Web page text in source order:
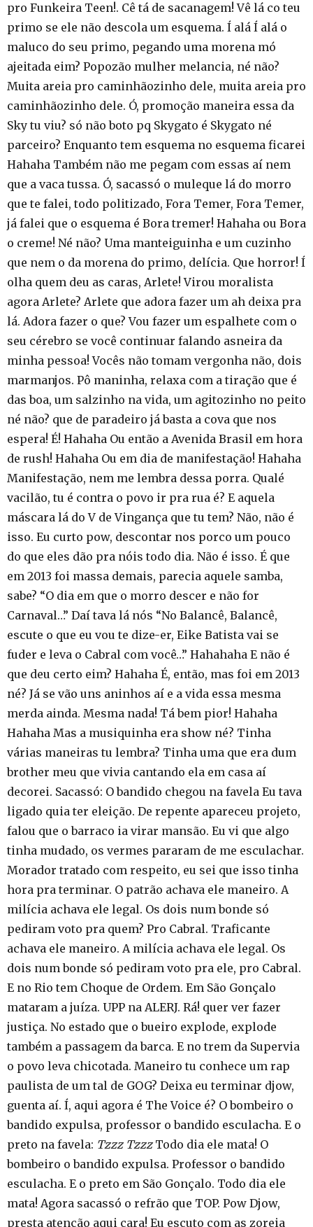
pro Funkeira Teen!. Cê tá de sacanagem! Vê lá co teu
primo se ele não descola um esquema. Í alá Í alá o
maluco do seu primo, pegando uma morena mó
ajeitada eim? Popozão mulher melancia, né não?
Muita areia pro caminhãozinho dele, muita areia pro
caminhãozinho dele. Ó, promoção maneira essa da
Sky tu viu? só não boto pq Skygato é Skygato né
parceiro? Enquanto tem esquema no esquema ficarei
Hahaha Também não me pegam com essas aí nem
que a vaca tussa. Ó, sacassó o muleque lá do morro
que te falei, todo politizado, Fora Temer, Fora Temer,
já falei que o esquema é Bora tremer! Hahaha ou Bora
o creme! Né não? Uma manteiguinha e um cuzinho
que nem o da morena do primo, delícia. Que horror! Í
olha quem deu as caras, Arlete! Virou moralista
agora Arlete? Arlete que adora fazer um ah deixa pra
lá. Adora fazer o que? Vou fazer um espalhete com o
seu cérebro se você continuar falando asneira da
minha pessoa! Vocês não tomam vergonha não, dois
marmanjos. Pô maninha, relaxa com a tiração que é
das boa, um salzinho na vida, um agitozinho no peito
né não? que de paradeiro já basta a cova que nos
espera! É! Hahaha Ou então a Avenida Brasil em hora
de rush! Hahaha Ou em dia de manifestação! Hahaha
Manifestação, nem me lembra dessa porra. Qualé
vacilão, tu é contra o povo ir pra rua é? E aquela
máscara lá do V de Vingança que tu tem? Não, não é
isso. Eu curto pow, descontar nos porco um pouco
do que eles dão pra nóis todo dia. Não é isso. É que
em 2013 foi massa demais, parecia aquele samba,
sabe? “O dia em que o morro descer e não for
Carnaval…” Daí tava lá nós “No Balancê, Balancê,
escute o que eu vou te dize-er, Eike Batista vai se
fuder e leva o Cabral com você…” Hahahaha E não é
que deu certo eim? Hahaha É, então, mas foi em 2013
né? Já se vão uns aninhos aí e a vida essa mesma
merda ainda. Mesma nada! Tá bem pior! Hahaha
Hahaha Mas a musiquinha era show né? Tinha
várias maneiras tu lembra? Tinha uma que era dum
brother meu que vivia cantando ela em casa aí
decorei. Sacassó: O bandido chegou na favela Eu tava
ligado quia ter eleição. De repente apareceu projeto,
falou que o barraco ia virar mansão. Eu vi que algo
tinha mudado, os vermes pararam de me esculachar.
Morador tratado com respeito, eu sei que isso tinha
hora pra terminar. O patrão achava ele maneiro. A
milícia achava ele legal. Os dois num bonde só
pediram voto pra quem? Pro Cabral. Traficante
achava ele maneiro. A milícia achava ele legal. Os
dois num bonde só pediram voto pra ele, pro Cabral.
E no Rio tem Choque de Ordem. Em São Gonçalo
mataram a juíza. UPP na ALERJ. Rá! quer ver fazer
justiça. No estado que o bueiro explode, explode
também a passagem da barca. E no trem da Supervia
o povo leva chicotada. Maneiro tu conhece um rap
paulista de um tal de GOG? Deixa eu terminar djow,
guenta aí. Í, aqui agora é The Voice é? O bombeiro o
bandido expulsa, professor o bandido esculacha. E o
preto na favela: Tzzz TzzzTodo dia ele mata! O
bombeiro o bandido expulsa. Professor o bandido
esculacha. E o preto em São Gonçalo. Todo dia ele
mata! Agora sacassó o refrão que TOP. Pow Djow,
presta atenção aqui cara! Eu escuto com as zoreia